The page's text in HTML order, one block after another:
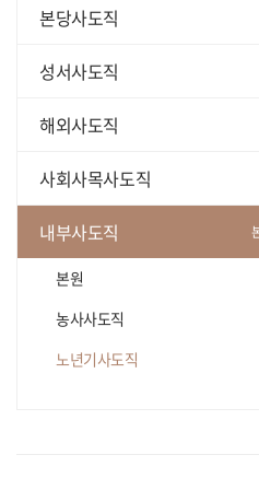
본당사도직
성서사도직
가톨릭성서모임
해외사도직
미국
페루
카자흐스탄
베트남
사회사목사도직
사회복지/나자렛공동체
교육/교회기관/상담
내부사도직
본원
농사사도직
노년기사도직